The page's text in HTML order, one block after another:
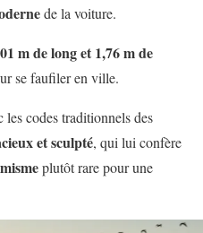
de la voiture.
m de long et 1,76 m de
se faufiler en ville.
codes traditionnels des
et sculpté, qui lui confère
plutôt rare pour une